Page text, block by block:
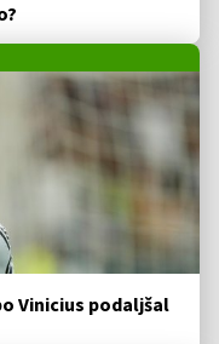
Vinicius podaljšal